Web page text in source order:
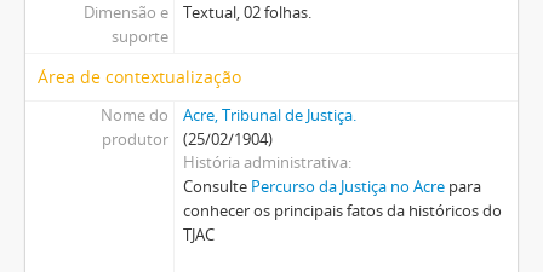
Dimensão e
suporte
Textual, 02 folhas.
Área de contextualização
Nome do
produtor
Acre, Tribunal de Justiça.
(25/02/1904)
História administrativa
Consulte Percurso da Justiça no Acrepara
conhecer os principais fatos da históricos do
TJAC